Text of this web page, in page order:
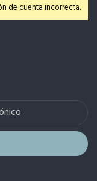
de cuenta incorrecta.